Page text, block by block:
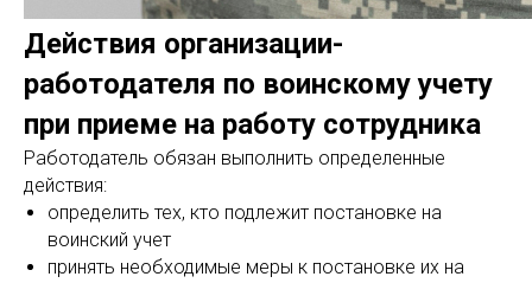
Действия организации-
работодателя по воинскому учету
при приеме на работу сотрудника
Работодатель обязан выполнить определенные
действия:
определить тех, кто подлежит постановке на
воинский учет
принять необходимые меры к постановке их на